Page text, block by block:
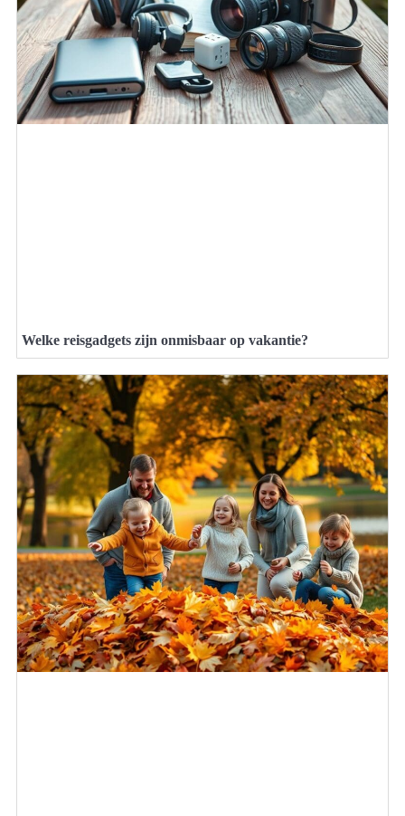
Welke reisgadgets zijn onmisbaar op vakantie?